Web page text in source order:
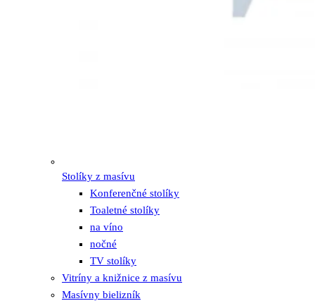
Stolíky z masívu
Konferenčné stolíky
Toaletné stolíky
na víno
nočné
TV stolíky
Vitríny a knižnice z masívu
Masívny bielizník